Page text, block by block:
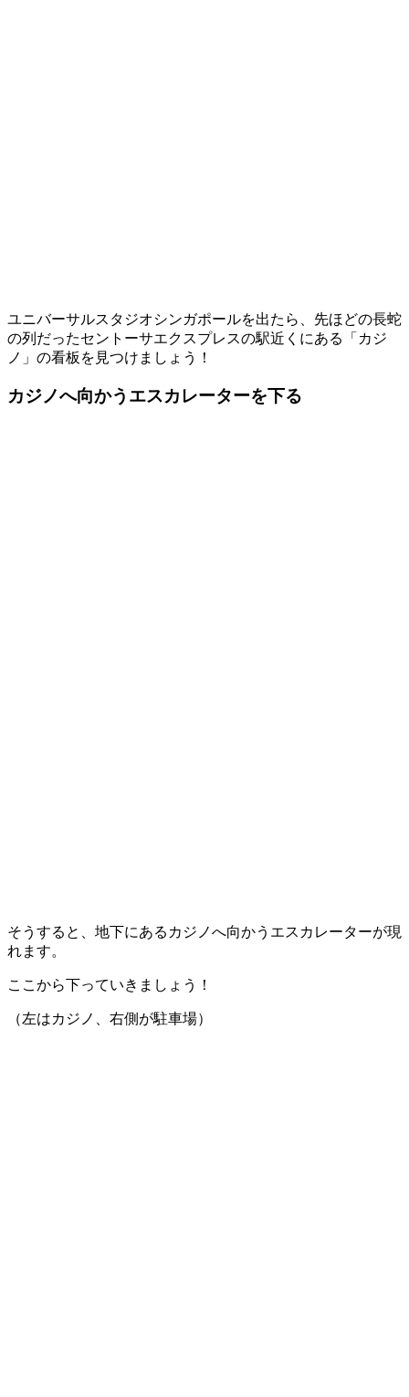
ユニバーサルスタジオシンガポールを出たら、先ほどの長蛇
の列だったセントーサエクスプレスの駅近くにある
「 カジ
ノ 」 の看板を見つけましょう！
カジノへ向かうエスカレーターを下る
そうすると、地下にある カジノへ向かう エスカレーターが現
れます。
ここから下っていきましょう！
（左はカジノ、右側が駐車場）